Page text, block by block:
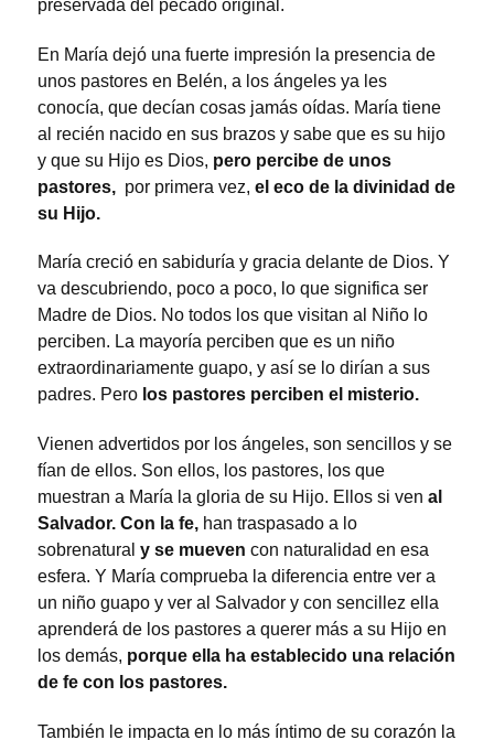
preservada del pecado original.
En María dejó una fuerte impresión la presencia de
unos pastores en Belén, a los ángeles ya les
conocía, que decían cosas jamás oídas. María tiene
al recién nacido en sus brazos y sabe que es su hijo
y que su Hijo es Dios, pero percibe de unos
pastores, por primera vez, el eco de la divinidad de
su Hijo.
María creció en sabiduría y gracia delante de Dios. Y
va descubriendo, poco a poco, lo que significa ser
Madre de Dios. No todos los que visitan al Niño lo
perciben. La mayoría perciben que es un niño
extraordinariamente guapo, y así se lo dirían a sus
padres. Pero los pastores perciben el misterio.
Vienen advertidos por los ángeles, son sencillos y se
fían de ellos. Son ellos, los pastores, los que
muestran a María la gloria de su Hijo. Ellos si ven al
Salvador. Con la fe, han traspasado a lo
sobrenatural y se mueven con naturalidad en esa
esfera. Y María comprueba la diferencia entre ver a
un niño guapo y ver al Salvador y con sencillez ella
aprenderá de los pastores a querer más a su Hijo en
los demás, porque ella ha establecido una relación
de fe con los pastores.
También le impacta en lo más íntimo de su corazón la